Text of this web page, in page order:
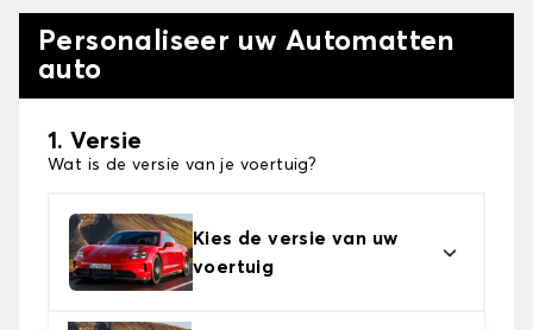
Personaliseer uw Automatten
auto
1. Versie
Wat is de versie van je voertuig?
Kies de versie van uw
voertuig